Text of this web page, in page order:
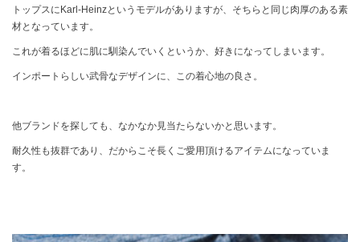
トップスにKarl-Heinzというモデルがありますが、そちらと同じ肉厚のある素
材となっています。
これが着るほどに肌に馴染んでいくというか、好きになってしまいます。
インポートらしい武骨なデザインに、この着心地の良さ。
他ブランドを探しても、なかなか見当たらないかと思います。
耐久性も抜群であり、だからこそ長くご愛用頂けるアイテムになっていま
す。